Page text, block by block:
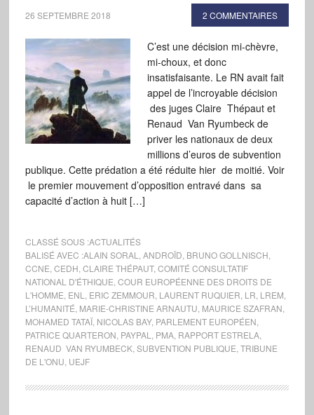
26 SEPTEMBRE 2018 2 COMMENTAIRES
C’est une décision mi-chèvre,
mi-choux, et donc
insatisfaisante. Le RN avait fait
appel de l’incroyable décision
des juges Claire Thépaut et
Renaud Van Ryumbeck de
priver les nationaux de deux
millions d’euros de subvention
publique. Cette prédation a été réduite hier de moitié. Voir
le premier mouvement d’opposition entravé dans sa
capacité d’action à huit […]
CLASSÉ SOUS :ACTUALITÉS
BALISÉ AVEC :ALAIN SORAL ANDROÏD BRUNO GOLLNISCH
CCNE CEDH CLAIRE THÉPAUT, COMITÉ CONSULTATIF
NATIONAL D'ÉTHIQUE COUR EUROPÉENNE DES DROITS DE
L'HOMME ENL ERIC ZEMMOUR LAURENT RUQUIER LR LREM
L’HUMANITÉ MARIE-CHRISTINE ARNAUTU MAURICE SZAFRAN
MOHAMED TATAÏ, NICOLAS BAY, PARLEMENT EUROPÉEN
PATRICE QUARTERON PAYPAL PMA, RAPPORT ESTRELA,
RENAUD VAN RYUMBECK, SUBVENTION PUBLIQUE TRIBUNE
DE L'ONU UEJF